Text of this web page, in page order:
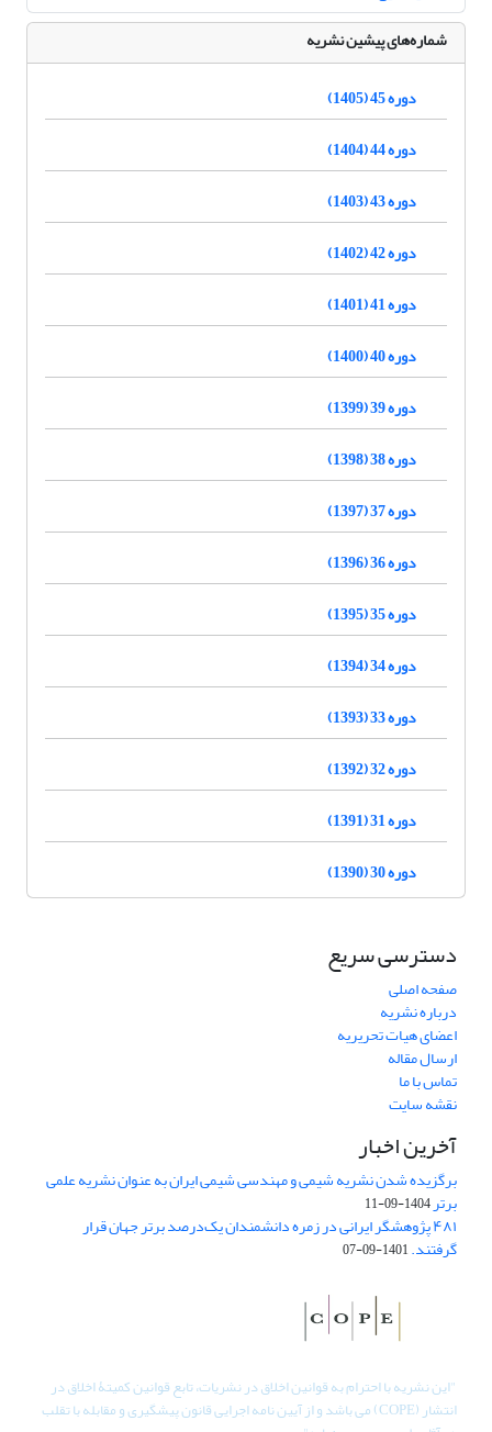
شماره‌های پیشین نشریه
دوره 45 (1405)
دوره 44 (1404)
دوره 43 (1403)
دوره 42 (1402)
دوره 41 (1401)
دوره 40 (1400)
دوره 39 (1399)
دوره 38 (1398)
دوره 37 (1397)
دوره 36 (1396)
دوره 35 (1395)
دوره 34 (1394)
دوره 33 (1393)
دوره 32 (1392)
دوره 31 (1391)
دوره 30 (1390)
دسترسی سریع
صفحه اصلی
درباره نشریه
اعضای هیات تحریریه
ارسال مقاله
تماس با ما
نقشه سایت
آخرین اخبار
برگزیده شدن نشریه شیمی و مهندسی شیمی ایران به عنوان نشریه علمی
برتر1404-09-11
۴۸۱ پژوهشگر ایرانی در زمره دانشمندان یک‌درصد برتر جهان قرار
گرفتند.1401-09-07
"این نشریه با احترام به قوانین اخلاق در نشریات، تابع قوانین کمیتۀ اخلاق در
انتشار (COPE) می باشد و از آیین نامه اجرایی قانون پیشگیری و مقابله با تقلب